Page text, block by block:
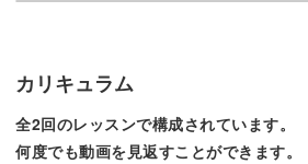
にご紹介しているので、安心して参
カリキュラム
全2回のレッスンで構成されています。
何度でも動画を見返すことができます。